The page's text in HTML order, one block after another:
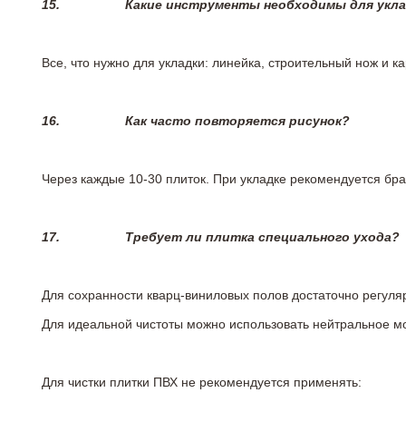
15. Какие инструменты необходимы для
Все, что нужно для укладки: линейка, строительный нож и
16. Как часто повторяется рисунок?
Через каждые 10-30 плиток. При укладке рекомендуется
17. Требует ли плитка специального ухода?
Для сохранности кварц-виниловых полов достаточно
Для идеальной чистоты можно использовать
Для чистки плитки ПВХ не рекомендуется применять: